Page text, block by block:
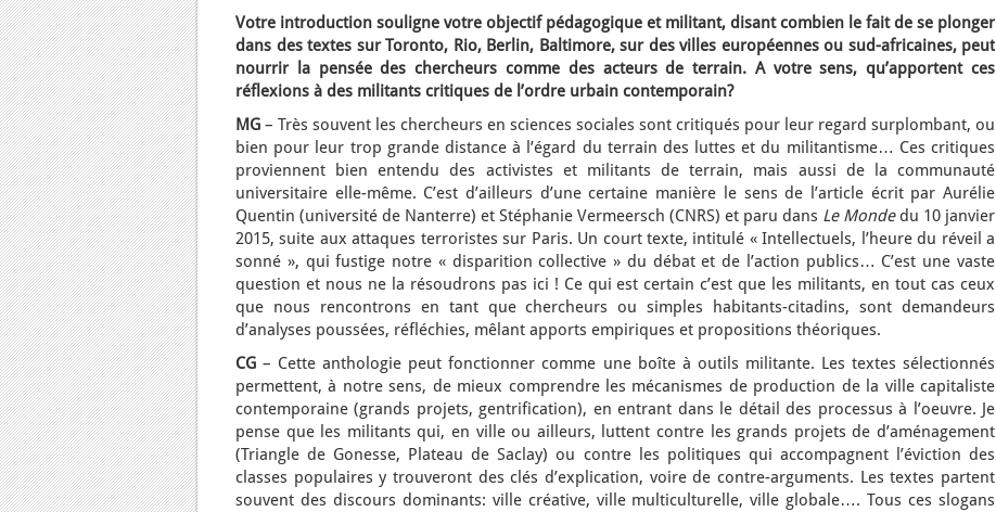
Votre introduction souligne votre objectif pédagogique et militant, disant combien le fait de se plonger
dans des textes sur Toronto, Rio, Berlin, Baltimore, sur des villes européennes ou sud-africaines, peut
nourrir la pensée des chercheurs comme des acteurs de terrain. A votre sens, qu’apportent ces
réflexions à des militants critiques de l’ordre urbain contemporain?
MG – Très souvent les chercheurs en sciences sociales sont critiqués pour leur regard surplombant, ou
bien pour leur trop grande distance à l’égard du terrain des luttes et du militantisme… Ces critiques
proviennent bien entendu des activistes et militants de terrain, mais aussi de la communauté
universitaire elle-même. C’est d’ailleurs d’une certaine manière le sens de l’article écrit par Aurélie
Quentin (université de Nanterre) et Stéphanie Vermeersch (CNRS) et paru dans Le Mondedu 10 janvier
2015, suite aux attaques terroristes sur Paris. Un court texte, intitulé « Intellectuels, l’heure du réveil a
sonné », qui fustige notre « disparition collective » du débat et de l’action publics… C’est une vaste
question et nous ne la résoudrons pas ici ! Ce qui est certain c’est que les militants, en tout cas ceux
que nous rencontrons en tant que chercheurs ou simples habitants-citadins, sont demandeurs
d’analyses poussées, réfléchies, mêlant apports empiriques et propositions théoriques.
CG – Cette anthologie peut fonctionner comme une boîte à outils militante. Les textes sélectionnés
permettent, à notre sens, de mieux comprendre les mécanismes de production de la ville capitaliste
contemporaine (grands projets, gentrification), en entrant dans le détail des processus à l’oeuvre. Je
pense que les militants qui, en ville ou ailleurs, luttent contre les grands projets de d’aménagement
(Triangle de Gonesse, Plateau de Saclay) ou contre les politiques qui accompagnent l’éviction des
classes populaires y trouveront des clés d’explication, voire de contre-arguments. Les textes partent
souvent des discours dominants: ville créative, ville multiculturelle, ville globale…. Tous ces slogans